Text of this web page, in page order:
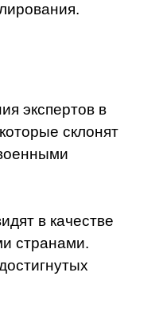
экспертов в
склонят
в качестве
странами.